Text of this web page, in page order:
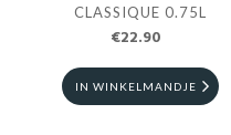
CLASSIQUE 0.75L
€22.90
IN WINKELMANDJE